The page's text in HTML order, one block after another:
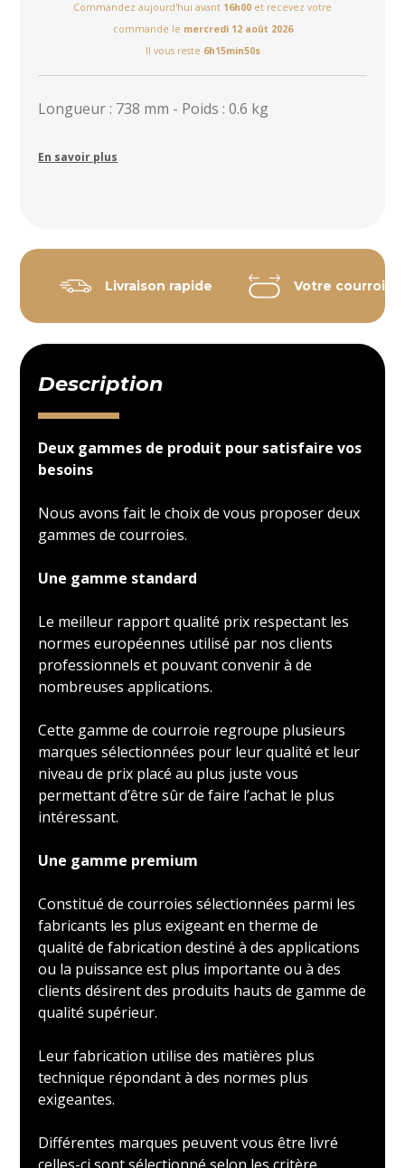
Commandez aujourd'hui avant 16h00 et recevez votre
commande le mercredi 12 août 2026
Il vous reste 6h15min49s
Longueur : 738 mm - Poids : 0.6 kg
En savoir plus
Livraison rapide Votre courroie
Description
Deux gammes de produit pour satisfaire vos
besoins
Nous avons fait le choix de vous proposer deux
gammes de courroies.
Une gamme standard
Le meilleur rapport qualité prix respectant les
normes européennes utilisé par nos clients
professionnels et pouvant convenir à de
nombreuses applications.
Cette gamme de courroie regroupe plusieurs
marques sélectionnées pour leur qualité et leur
niveau de prix placé au plus juste vous
permettant d’être sûr de faire l’achat le plus
intéressant.
Une gamme premium
Constitué de courroies sélectionnées parmi les
fabricants les plus exigeant en therme de
qualité de fabrication destiné à des applications
ou la puissance est plus importante ou à des
clients désirent des produits hauts de gamme de
qualité supérieur.
Leur fabrication utilise des matières plus
technique répondant à des normes plus
exigeantes.
Différentes marques peuvent vous être livré